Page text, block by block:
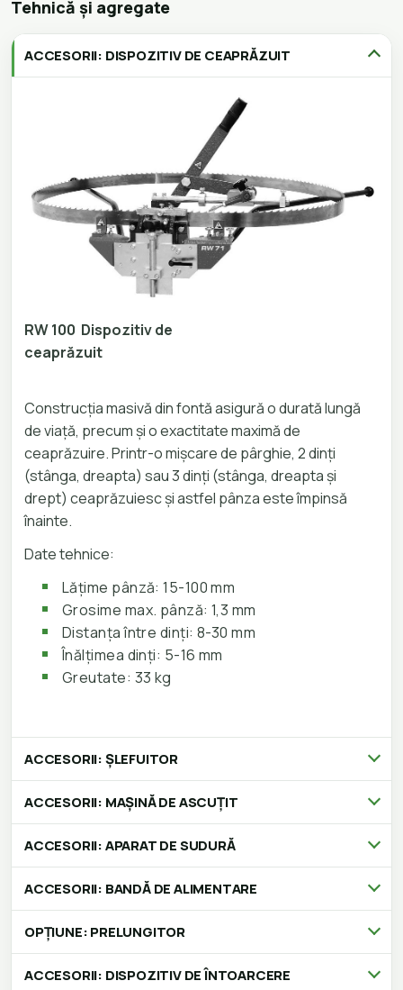
Tehnică și agregate
ACCESORII: DISPOZITIV DE CEAPRĂZUIT
RW 100 Dispozitiv de
ceaprăzuit
Construcția masivă din fontă asigură o durată lungă
de viață, precum și o exactitate maximă de
ceaprăzuire. Printr-o mișcare de pârghie, 2 dinți
(stânga, dreapta) sau 3 dinți (stânga, dreapta și
drept) ceaprăzuiesc și astfel pânza este împinsă
înainte.
Date tehnice:
Lățime pânză: 15-100 mm
Grosime max. pânză: 1,3 mm
Distanța între dinți: 8-30 mm
Înălțimea dinți: 5-16 mm
Greutate: 33 kg
ACCESORII: ȘLEFUITOR
ACCESORII: MAȘINĂ DE ASCUȚIT
ACCESORII: APARAT DE SUDURĂ
ACCESORII: BANDĂ DE ALIMENTARE
OPȚIUNE: PRELUNGITOR
ACCESORII: DISPOZITIV DE ÎNTOARCERE